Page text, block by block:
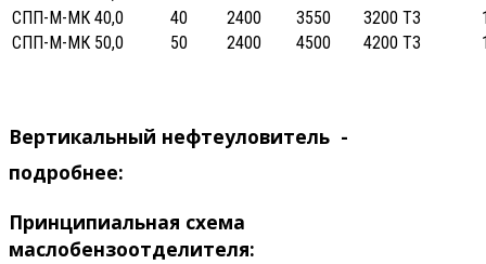
СПП-М-МК 40,0
40 2400 3550 3200 ТЗ
СПП-М-МК 50,0
50 2400 4500 4200 ТЗ
Вертикальный нефтеуловитель -
подробнее:
Принципиальная схема
маслобензоотделителя: